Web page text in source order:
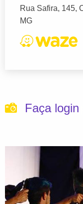
Rua Safira, 145,
MG
Faça